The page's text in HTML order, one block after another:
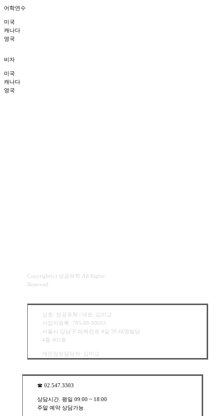
어학연수
미국
캐나다
영국
비자
미국
캐나다
영국
Copyright(c) 성공유학 All Rights
Reserved.
상호: 성공유학 | 대표: 김미교
사업자등록 :785-08-00693
서울시 강남구 테헤란로 4길 38 태영빌딩
4층 402호
개인정보담당자: 김미교
☎︎ 02.547.3303
상담시간. 평일 09:00 ~ 18:00
주말 예약 상담가능